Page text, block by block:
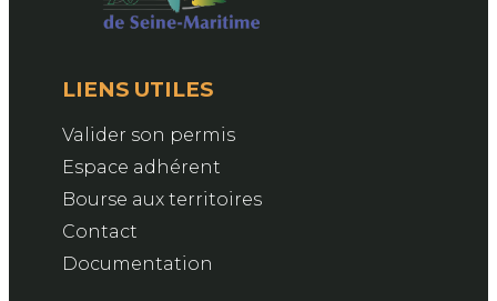
LIENS UTILES
Valider son permis
Espace adhérent
Bourse aux territoires
Contact
Documentation